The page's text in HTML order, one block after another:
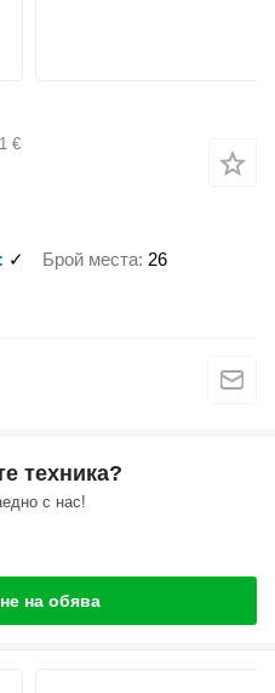
€
✓ Брой места 26
техника?
с нас!
на обява